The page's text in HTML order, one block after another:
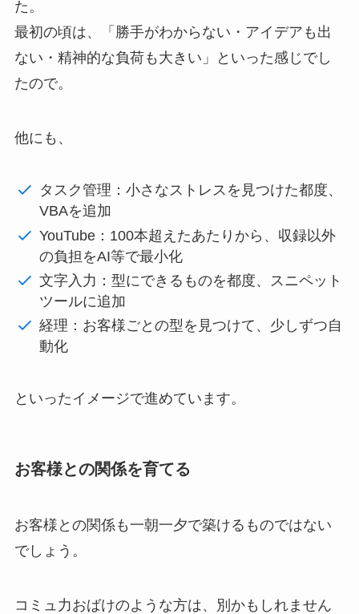
た。
最初の頃は、「勝手がわからない・アイデアも出
ない・精神的な負荷も大きい」といった感じでし
たので。
他にも、
タスク管理：小さなストレスを見つけた都度、
VBAを追加
YouTube：100本超えたあたりから、収録以外
の負担をAI等で最小化
文字入力：型にできるものを都度、スニペット
ツールに追加
経理：お客様ごとの型を見つけて、少しずつ自
動化
といったイメージで進めています。
お客様との関係を育てる
お客様との関係も一朝一夕で築けるものではない
でしょう。
コミュ力おばけのような方は、別かもしれません